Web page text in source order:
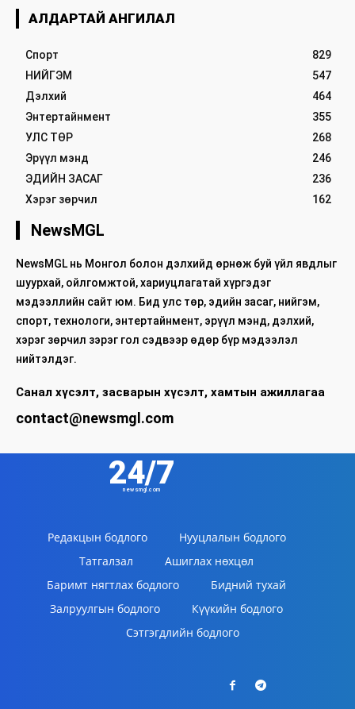
АЛДАРТАЙ АНГИЛАЛ
Спорт
829
НИЙГЭМ
547
Дэлхий
464
Энтертайнмент
355
УЛС ТӨР
268
Эрүүл мэнд
246
ЭДИЙН ЗАСАГ
236
Хэрэг зөрчил
162
NewsMGL
NewsMGL нь Монгол болон дэлхийд өрнөж буй үйл явдлыг
шуурхай, ойлгомжтой, хариуцлагатай хүргэдэг
мэдээллийн сайт юм. Бид улс төр, эдийн засаг, нийгэм,
спорт, технологи, энтертайнмент, эрүүл мэнд, дэлхий,
хэрэг зөрчил зэрэг гол сэдвээр өдөр бүр мэдээлэл
нийтэлдэг.
Санал хүсэлт, засварын хүсэлт, хамтын ажиллагаа
contact@newsmgl.com
24/7
newsmgl.com
Редакцын бодлого
Нууцлалын бодлого
Татгалзал
Ашиглах нөхцөл
Баримт нягтлах бодлого
Бидний тухай
Залруулгын бодлого
Күүкийн бодлого
Сэтгэгдлийн бодлого